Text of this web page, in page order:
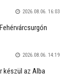
2026.08.06. 16:03
2026.08.06. 14:19
készül az Alba